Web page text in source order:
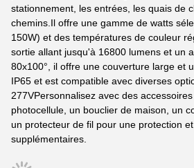
stationnement, les entrées, les quais de
chemins.Il offre une gamme de watts
150W) et des températures de couleur
sortie allant jusqu'à 16800 lumens et un
80x100°, il offre une couverture large et
IP65 et est compatible avec diverses
277VPersonnalisez avec des
photocellule, un bouclier de maison, un
un protecteur de fil pour une protection
supplémentaires.